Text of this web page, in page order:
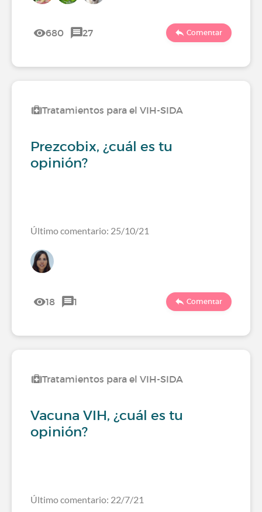
680 27 Comentar
Tratamientos para el VIH-SIDA
Prezcobix, ¿cuál es tu
opinión?
Último comentario: 25/10/21
18 1 Comentar
Tratamientos para el VIH-SIDA
Vacuna VIH, ¿cuál es tu
opinión?
Último comentario: 22/7/21